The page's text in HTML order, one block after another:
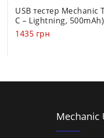
out
of
5
USB тестер Mechanic
C – Lightning, 500mAh)
1435 грн
Mechanic